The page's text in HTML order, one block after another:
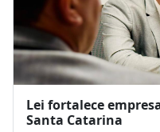
Lei fortalece
Santa Catarina